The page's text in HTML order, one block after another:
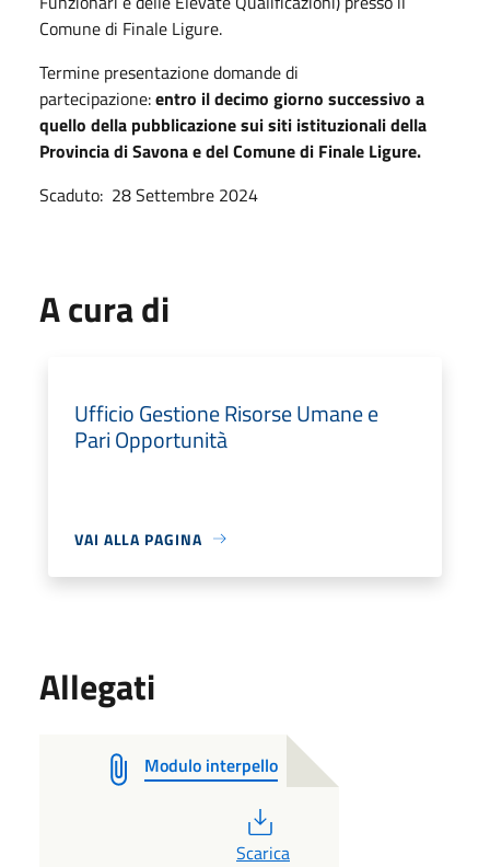
Comune di Finale Ligure.
Termine presentazione domande di
partecipazione:entro il decimo giorno successivo a
quello della pubblicazione sui siti istituzionali della
Provincia di Savona e del Comune di Finale Ligure.
Scaduto: 28 Settembre 2024
A cura di
Ufficio Gestione Risorse Umane e
Pari Opportunità
VAI ALLA PAGINA
Allegati
Modulo interpello
Scarica